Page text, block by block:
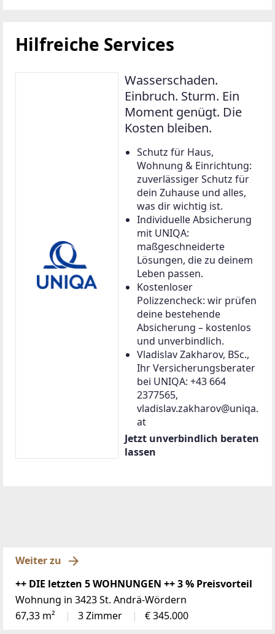
Hilfreiche Services
Wasserschaden.
Einbruch. Sturm. Ein
Moment genügt. Die
Kosten bleiben.
Schutz für Haus,
Wohnung & Einrichtung:
zuverlässiger Schutz für
dein Zuhause und alles,
was dir wichtig ist.
Individuelle Absicherung
mit UNIQA:
maßgeschneiderte
Lösungen, die zu deinem
Leben passen.
Kostenloser
Polizzencheck: wir prüfen
deine bestehende
Absicherung – kostenlos
und unverbindlich.
Vladislav Zakharov, BSc.,
Ihr Versicherungsberater
bei UNIQA: +43 664
2377565,
vladislav.zakharov@uniqa.
at
Jetzt unverbindlich beraten
lassen
Weiter zu
++ DIE letzten 5 WOHNUNGEN ++ 3 % Preisvorteil
Wohnung in 3423 St. Andrä-Wördern
67,33 m²
3 Zimmer € 345.000